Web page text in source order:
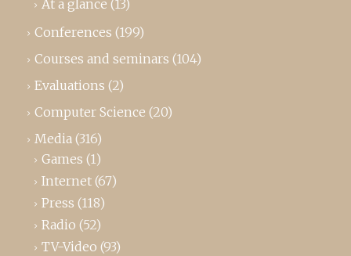
At a glance (13)
Conferences (199)
Courses and seminars (104)
Evaluations (2)
Computer Science (20)
Media (316)
Games (1)
Internet (67)
Press (118)
Radio (52)
TV-Video (93)